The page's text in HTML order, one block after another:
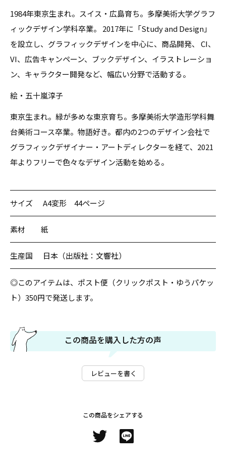
1984年東京生まれ。スイス・広島育ち。多摩美術大学グラフ
ィックデザイン学科卒業。 2017年に「Study and Design」
を設立し、グラフィックデザインを中心に、商品開発、 CI、
VI、広告キャンペーン、ブックデザイン、イラストレーショ
ン、キャラクター開発など、幅広い分野で活動する。
絵・五十嵐淳子
東京生まれ。緑が多めな東京育ち。多摩美術大学造形学科舞
台美術コース卒業。物語好き。都内の2つのデザイン会社で
グラフィックデザイナー・アートディレクターを経て、2021
年よりフリーで色々なデザイン活動を始める。
サイズ A4変形 44ページ
素材 紙
生産国 日本（出版社：文響社）
◎このアイテムは、ポスト便（クリックポスト・ゆうパケッ
ト）350円で発送します。
この商品を購入した方の声
レビューを書く
この商品をシェアする